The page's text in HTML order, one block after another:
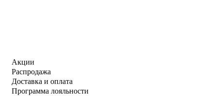
Акции
Распродажа
Доставка и оплата
Программа лояльности